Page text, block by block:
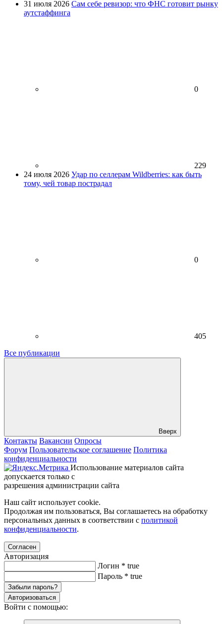
31 июля 2026 Сам себе ревизор: что ФНС готовит рынку
аутстаффинга
0
229
24 июля 2026 Удар по селлерам Wildberries: как быть
тому, чей товар пострадал
0
405
Все публикации
Вверх
Контакты Вакансии Опросы
Форум Пользовательское соглашение Политика
конфиденциальности
Использование материалов сайта
допускается только с
разрешения администрации сайта
Наш сайт использует cookie.
Продолжая им пользоваться, Вы соглашаетесь на обработку
персональных данных в соответствии с политикой
конфиденциальности.
Согласен
Авторизация
Логин * true
Пароль * true
Забыли пароль?
Авторизоваться
Войти с помощью: